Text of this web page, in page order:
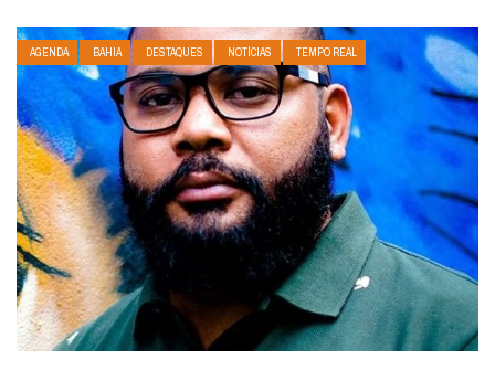
AGENDA BAHIA DESTAQUES NOTÍCIAS TEMPO REAL